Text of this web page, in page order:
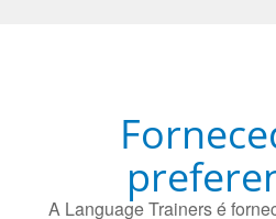
A Language Trainers é
cursos